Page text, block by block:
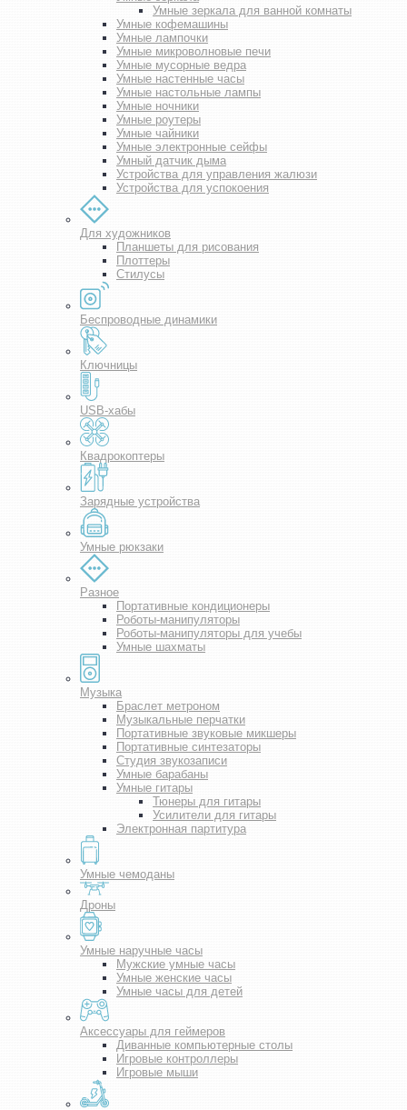
Умные зеркала для ванной комнаты
Умные кофемашины
Умные лампочки
Умные микроволновые печи
Умные мусорные ведра
Умные настенные часы
Умные настольные лампы
Умные ночники
Умные роутеры
Умные чайники
Умные электронные сейфы
Умный датчик дыма
Устройства для управления жалюзи
Устройства для успокоения
Для художников
Планшеты для рисования
Плоттеры
Стилусы
Беспроводные динамики
Ключницы
USB-хабы
Квадрокоптеры
Зарядные устройства
Умные рюкзаки
Разное
Портативные кондиционеры
Роботы-манипуляторы
Роботы-манипуляторы для учебы
Умные шахматы
Музыка
Браслет метроном
Музыкальные перчатки
Портативные звуковые микшеры
Портативные синтезаторы
Студия звукозаписи
Умные барабаны
Умные гитары
Тюнеры для гитары
Усилители для гитары
Электронная партитура
Умные чемоданы
Дроны
Умные наручные часы
Мужские умные часы
Умные женские часы
Умные часы для детей
Аксессуары для геймеров
Диванные компьютерные столы
Игровые контроллеры
Игровые мыши